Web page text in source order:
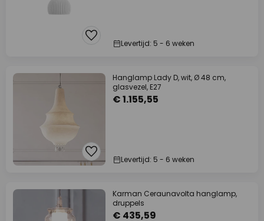
Levertijd: 5 - 6 weken
Hanglamp Lady D, wit, Ø 48 cm,
glasvezel, E27
€ 1.155,55
Levertijd: 5 - 6 weken
Karman Ceraunavolta hanglamp,
druppels
€ 435,59